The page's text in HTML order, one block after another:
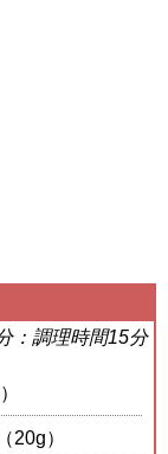
：調理時間15分
20g）